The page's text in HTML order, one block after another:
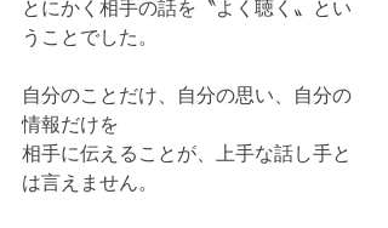
とにかく相手の話を〝よく聴く〟とい
うことでした。
自分のことだけ、自分の思い、自分の
情報だけを
相手に伝えることが、上手な話し手と
は言えません。